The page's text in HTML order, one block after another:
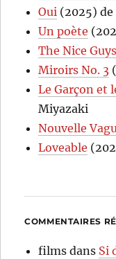
Oui (2025) de
Un poète
The Nice Guys
Miroirs No. 3
Le Garçon et
Miyazaki
Nouvelle
Loveable
COMMENTAIRES
films dans Si